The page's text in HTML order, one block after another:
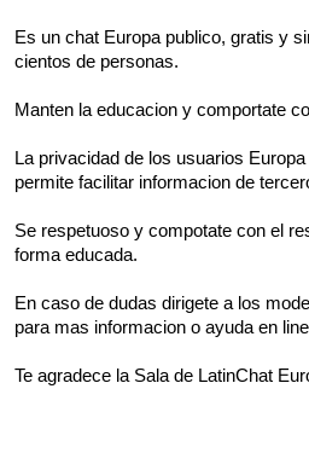
Es un chat Europa publico, gratis y
cientos de personas.
Manten la educacion y comportate
La privacidad de los usuarios
permite facilitar informacion de
Se respetuoso y compotate con el
forma educada.
En caso de dudas dirigete a los
para mas informacion o ayuda en
Te agradece la Sala de LatinChat